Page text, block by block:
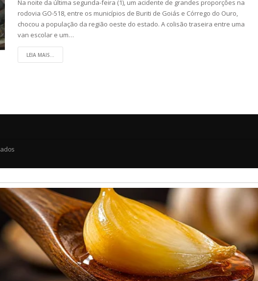
Na noite da última segunda-feira (1), um acidente de grandes proporções na
rodovia GO-518, entre os municípios de Buriti de Goiás e Córrego do Ouro,
chocou a população da região oeste do estado. A colisão traseira entre uma
van escolar e um…
LEIA MAIS...